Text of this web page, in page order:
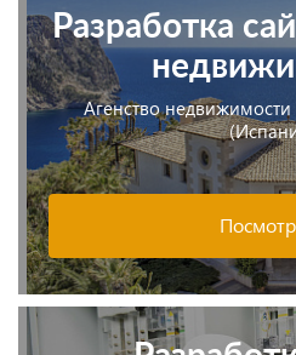
Разработка
Агенство недвижимости